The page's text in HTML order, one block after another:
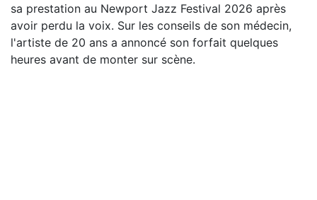
sa prestation au Newport Jazz Festival 2026 après
avoir perdu la voix. Sur les conseils de son médecin,
l'artiste de 20 ans a annoncé son forfait quelques
heures avant de monter sur scène.